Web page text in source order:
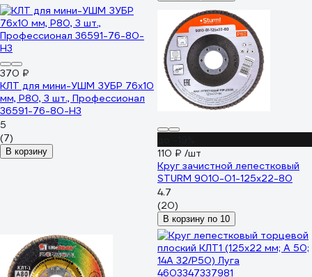
370 ₽
КЛТ для мини-УШМ ЗУБР 76x10
мм, P80, 3 шт., Профессионал
36591-76-80-H3
5
(7)
В корзину
110 ₽ /шт
Круг зачистной лепестковый
STURM 9010-01-125x22-80
4.7
(20)
В корзину по 10